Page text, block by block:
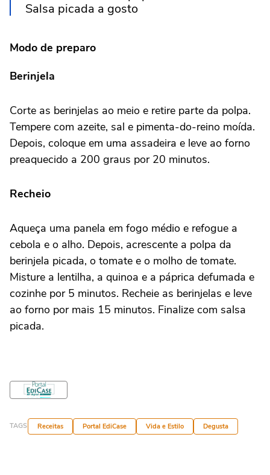
Salsa picada a gosto
Modo de preparo
Berinjela
Corte as berinjelas ao meio e retire parte da polpa.
Tempere com azeite, sal e pimenta-do-reino moída.
Depois, coloque em uma assadeira e leve ao forno
preaquecido a 200 graus por 20 minutos.
Recheio
Aqueça uma panela em fogo médio e refogue a
cebola e o alho. Depois, acrescente a polpa da
berinjela picada, o tomate e o molho de tomate.
Misture a lentilha, a quinoa e a páprica defumada e
cozinhe por 5 minutos. Recheie as berinjelas e leve
ao forno por mais 15 minutos. Finalize com salsa
picada.
TAGS Receitas Portal EdiCase Vida e Estilo Degusta